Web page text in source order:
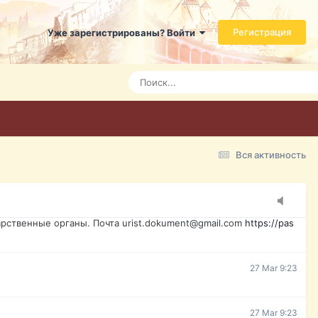
Уже зарегистрированы? Войти Регистрация
Вся активность
даже ребенок. Быстрое оформление договора с
7 Mar 3:21
7 Mar 3:24
7 Mar 3:28
15 Mar 16:47
органы. Почта urist.dokument@gmail.com https://pas
27 Mar 9:23
27 Mar 9:23